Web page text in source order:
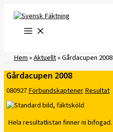
innehåll
Hem»Aktuellt»Gårdacupen 2008
Gårdacupen 2008
080927FörbundskaptenerResultat
Hela resultatlistan finner ni bifogad.